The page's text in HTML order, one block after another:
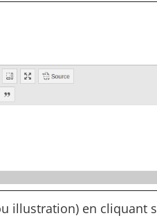
illustration) en cliquant